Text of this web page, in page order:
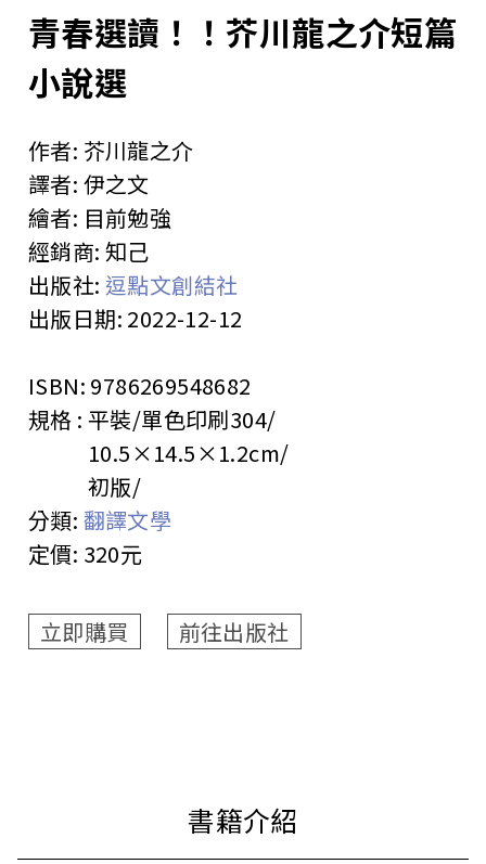
青春選讀！！芥川龍之介短篇
小說選
作者: 芥川龍之介
譯者: 伊之文
繪者: 目前勉強
經銷商: 知己
出版社: 逗點文創結社
出版日期: 2022-12-12
ISBN: 9786269548682
規格 : 平裝/單色印刷304
10.5×14.5×1.2cm
初版
分類: 翻譯文學
定價: 320元
立即購買 前往出版社